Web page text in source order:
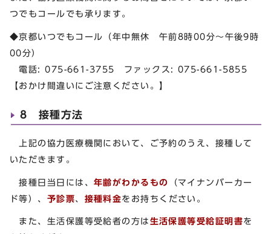
つでもコールでも承ります。
◆京都いつでもコール（年中無休 午前8時00分～午後9時
00分）
電話: 075-661-3755 ファックス: 075-661-5855
【おかけ間違いにご注意ください。】
8 接種方法
上記の協力医療機関において、ご予約のうえ、接種して
いただきます。
接種日当日には、 年齢がわかるもの （マイナンバーカー
ド等）、 予診票、 接種料金をお持ちください。
また、生活保護等受給者の方は 生活保護等受給証明書を